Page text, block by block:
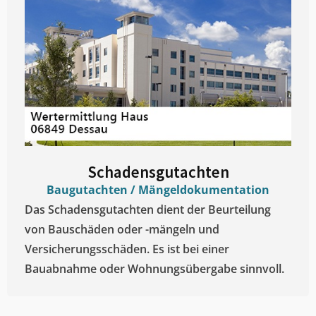
Schadensgutachten
Baugutachten / Mängeldokumentation
Das Schadensgutachten dient der Beurteilung
von Bauschäden oder -mängeln und
Versicherungsschäden. Es ist bei einer
Bauabnahme oder Wohnungsübergabe sinnvoll.